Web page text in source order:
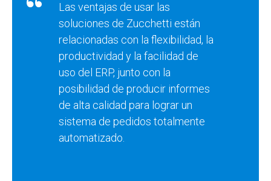
Las ventajas de usar las
soluciones de Zucchetti están
relacionadas con la flexibilidad, la
productividad y la facilidad de
uso del ERP, junto con la
posibilidad de producir informes
de alta calidad para lograr un
sistema de pedidos totalmente
automatizado.